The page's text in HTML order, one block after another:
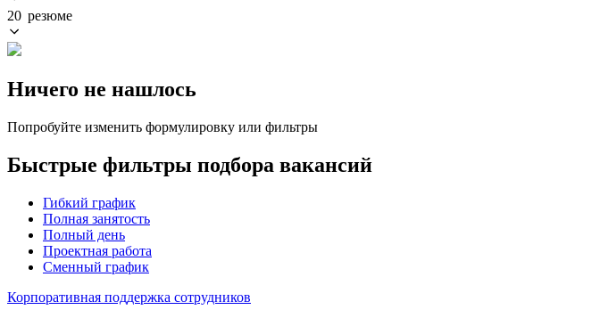
20 резюме
Ничего не нашлось
Попробуйте изменить формулировку или фильтры
Быстрые фильтры подбора вакансий
Гибкий график
Полная занятость
Полный день
Проектная работа
Сменный график
Корпоративная поддержка сотрудников